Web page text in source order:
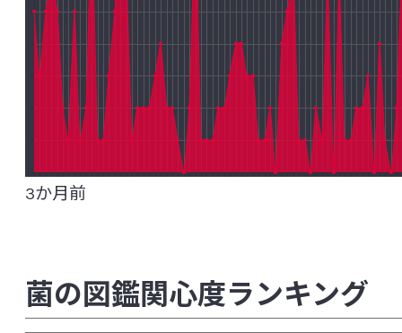
メガモナス ファニフォーミス
[ラ行]
ラクチカゼイバチルス カゼイ／パラカゼイ
ラクチプランチバチルス プランタルム
ラクトコッカス ラクチス
ラクトバチルス ア
ラクトバチルス デルブリッキィ 亜種 ブルガリ
レンチラクトバチルス オータキエンシス
3か月前
菌の図鑑関心度ランキング